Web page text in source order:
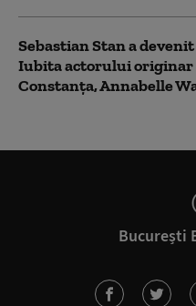
Sebastian Stan a
Iubita actorului originar
Constanța, Annabelle
București